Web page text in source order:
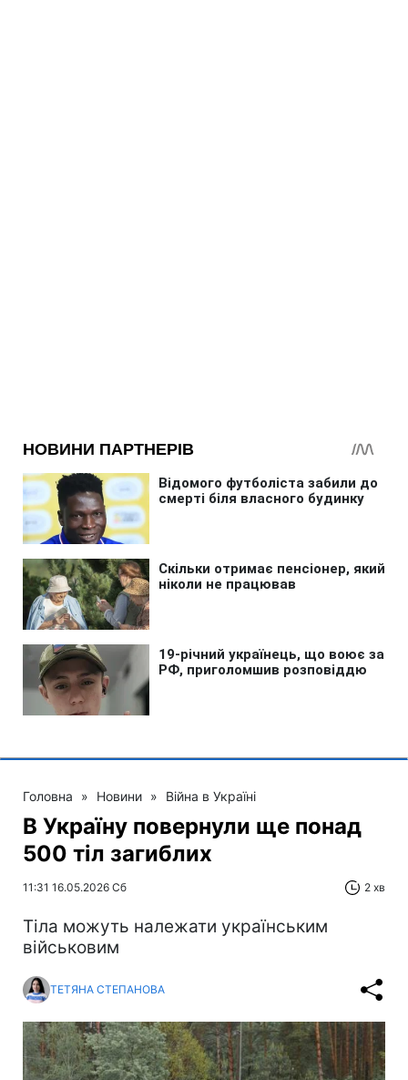
Головна » Новини » Війна в Україні
В Україну повернули ще понад
500 тіл загиблих
11:31 16.05.2026 Сб 2 хв
Тіла можуть належати українським
військовим
ТЕТЯНА СТЕПАНОВА